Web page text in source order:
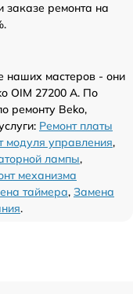
заказе ремонта на
наших мастеров - они
OIM 27200 A. По
ремонту Beko,
Ремонт платы
модуля управления,
лампы,
механизма
таймера, Замена
.